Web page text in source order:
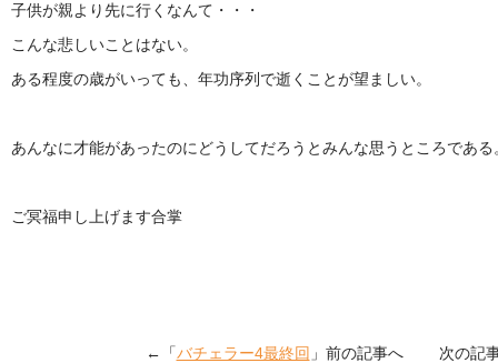
子供が親より先に行くなんて・・・
こんな悲しいことはない。
ある程度の歳がいっても、年功序列で逝くことが望ましい。
あんなに才能があったのにどうしてだろうとみんな思うところである
ご冥福申し上げます合掌
←「バチェラー4最終回 」前の記事へ 次の記